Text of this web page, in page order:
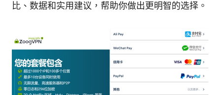
比、数据和实用建议，帮助你做出更明智的选择。